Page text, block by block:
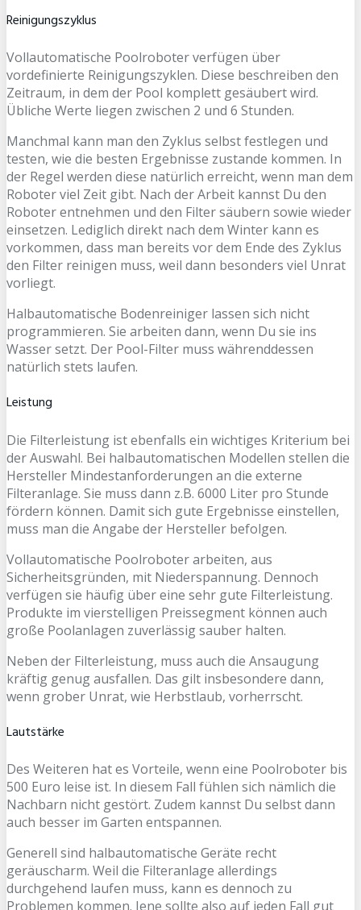
Reinigungszyklus
Vollautomatische Poolroboter verfügen über
vordefinierte Reinigungszyklen. Diese beschreiben den
Zeitraum, in dem der Pool komplett gesäubert wird.
Übliche Werte liegen zwischen 2 und 6 Stunden.
Manchmal kann man den Zyklus selbst festlegen und
testen, wie die besten Ergebnisse zustande kommen. In
der Regel werden diese natürlich erreicht, wenn man dem
Roboter viel Zeit gibt. Nach der Arbeit kannst Du den
Roboter entnehmen und den Filter säubern sowie wieder
einsetzen. Lediglich direkt nach dem Winter kann es
vorkommen, dass man bereits vor dem Ende des Zyklus
den Filter reinigen muss, weil dann besonders viel Unrat
vorliegt.
Halbautomatische Bodenreiniger lassen sich nicht
programmieren. Sie arbeiten dann, wenn Du sie ins
Wasser setzt. Der Pool-Filter muss währenddessen
natürlich stets laufen.
Leistung
Die Filterleistung ist ebenfalls ein wichtiges Kriterium bei
der Auswahl. Bei halbautomatischen Modellen stellen die
Hersteller Mindestanforderungen an die externe
Filteranlage. Sie muss dann z.B. 6000 Liter pro Stunde
fördern können. Damit sich gute Ergebnisse einstellen,
muss man die Angabe der Hersteller befolgen.
Vollautomatische Poolroboter arbeiten, aus
Sicherheitsgründen, mit Niederspannung. Dennoch
verfügen sie häufig über eine sehr gute Filterleistung.
Produkte im vierstelligen Preissegment können auch
große Poolanlagen zuverlässig sauber halten.
Neben der Filterleistung, muss auch die Ansaugung
kräftig genug ausfallen. Das gilt insbesondere dann,
wenn grober Unrat, wie Herbstlaub, vorherrscht.
Lautstärke
Des Weiteren hat es Vorteile, wenn eine Poolroboter bis
500 Euro leise ist. In diesem Fall fühlen sich nämlich die
Nachbarn nicht gestört. Zudem kannst Du selbst dann
auch besser im Garten entspannen.
Generell sind halbautomatische Geräte recht
geräuscharm. Weil die Filteranlage allerdings
durchgehend laufen muss, kann es dennoch zu
Problemen kommen. Jene sollte also auf jeden Fall gut